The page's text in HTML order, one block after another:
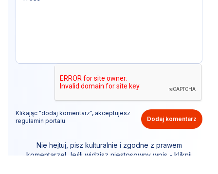
Klikając "dodaj komentarz", akceptujesz
regulamin portalu
Dodaj komentarz
Nie hejtuj, pisz kulturalnie i zgodne z prawem
komentarze! Jeśli widzisz niestosowny wpis - kliknij